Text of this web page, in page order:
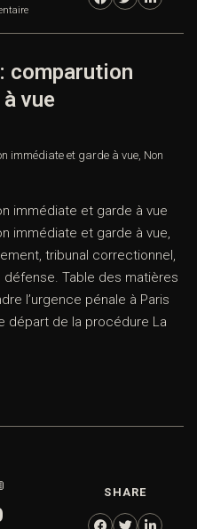
comparution
vue
immédiate et garde à vue, Non
immédiate et garde à vue
immédiate et garde à vue,
tribunal correctionnel,
Table des matières
l’urgence pénale à Paris
départ de la procédure La
SHARE